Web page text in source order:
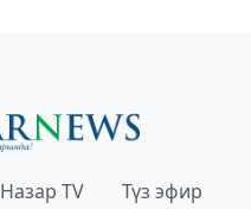
Назар TV Түз эфир